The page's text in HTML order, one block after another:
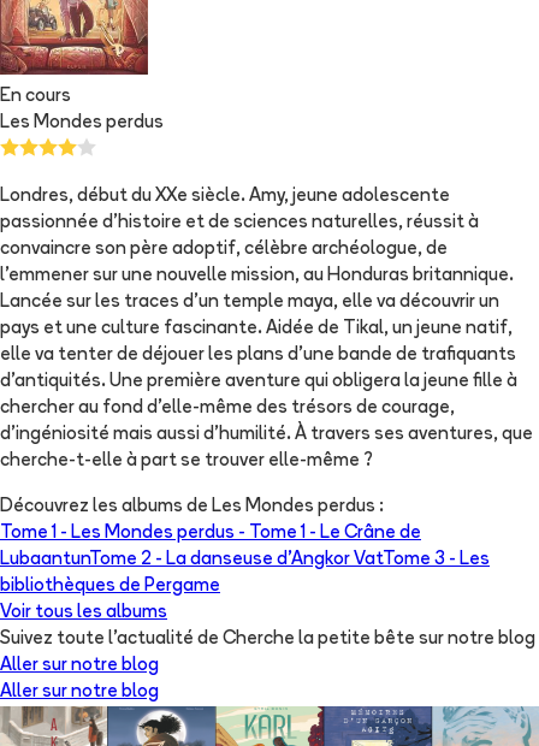
En cours
Les Mondes perdus
Londres, début du XXe siècle. Amy, jeune adolescente
passionnée d'histoire et de sciences naturelles, réussit à
convaincre son père adoptif, célèbre archéologue, de
l'emmener sur une nouvelle mission, au Honduras britannique.
Lancée sur les traces d'un temple maya, elle va découvrir un
pays et une culture fascinante. Aidée de Tikal, un jeune natif,
elle va tenter de déjouer les plans d'une bande de trafiquants
d'antiquités. Une première aventure qui obligera la jeune fille à
chercher au fond d'elle-même des trésors de courage,
d'ingéniosité mais aussi d'humilité. À travers ses aventures, que
cherche-t-elle à part se trouver elle-même ?
Découvrez les albums de Les Mondes perdus :
Tome 1 - Les Mondes perdus - Tome 1 - Le Crâne de
LubaantunTome 2 - La danseuse d'Angkor VatTome 3 - Les
bibliothèques de Pergame
Voir tous les albums
Suivez toute l'actualité de Cherche la petite bête sur notre blog
Aller sur notre blog
Aller sur notre blog